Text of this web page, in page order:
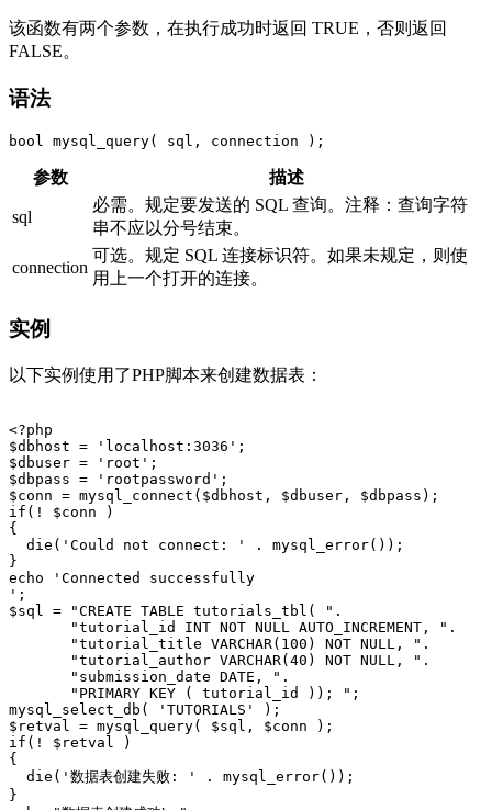
该函数有两个参数，在执行成功时返回 TRUE，否则返回
FALSE。
语法
参数 描述
sql
必需。规定要发送的 SQL 查询。注释：查询字符
串不应以分号结束。
connection
可选。规定 SQL 连接标识符。如果未规定，则使
用上一个打开的连接。
实例
以下实例使用了PHP脚本来创建数据表：
<?php
$dbhost = 'localhost:3036';
$dbuser = 'root';
$dbpass = 'rootpassword';
$conn = mysql_connect($dbhost, $dbuser, $dbpass);
if(! $conn )
{
  die('Could not connect: ' . mysql_error());
}
echo 'Connected successfully
';
$sql = "CREATE TABLE tutorials_tbl( ".
       "tutorial_id INT NOT NULL AUTO_INCREMENT, ".
       "tutorial_title VARCHAR(100) NOT NULL, ".
       "tutorial_author VARCHAR(40) NOT NULL, ".
       "submission_date DATE, ".
       "PRIMARY KEY ( tutorial_id )); ";
mysql_select_db( 'TUTORIALS' );
$retval = mysql_query( $sql, $conn );
if(! $retval )
{
  die('数据表创建失败: ' . mysql_error());
}